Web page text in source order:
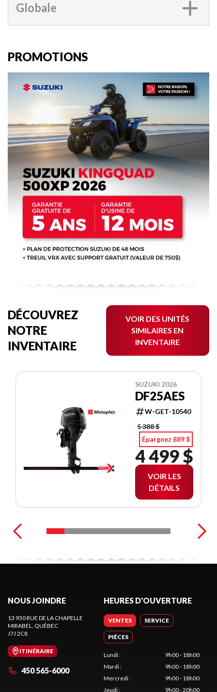
Globale
PROMOTIONS
DÉCOUVREZ
NOTRE
INVENTAIRE
VOIR DES UNITÉS
SIMILAIRES EN
INVENTAIRE
SUZUKI 2026
DF25AES
W-GET-10540
5 388 $
Épargnez 889 $
4 499 $
VOIR LES
DÉTAILS
NOUS JOINDRE
13 930 RUE DE LA CHAPELLE
MIRABEL
, QUÉBEC
J7J 2C8
ITINÉRAIRE
450 565-6000
HEURES D'OUVERTURE
VENTES SERVICE
PIÈCES
Lundi:
9h00 - 18h00
Mardi:
9h00 - 18h00
Mercredi:
9h00 - 18h00
Jeudi: 9h00 - 20h00